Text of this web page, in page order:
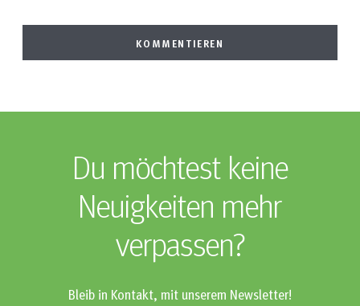
Du möchtest keine
Neuigkeiten mehr
verpassen?
Bleib in Kontakt, mit unserem Newsletter!